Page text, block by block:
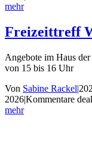
mehr
Freizeittreff
Angebote im Haus
von 15 bis 16 Uhr
Von Sabine Rackel|
2026|Kommentare
mehr